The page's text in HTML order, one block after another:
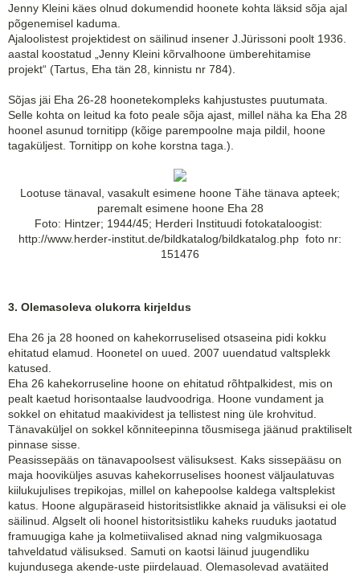
Jenny Kleini käes olnud dokumendid hoonete kohta läksid sõja ajal
põgenemisel kaduma.
Ajaloolistest projektidest on säilinud insener J.Jürissoni poolt 1936.
aastal koostatud „Jenny Kleini kõrvalhoone ümberehitamise
projekt“ (Tartus, Eha tän 28, kinnistu nr 784).
Sõjas jäi Eha 26-28 hoonetekompleks kahjustustes puutumata.
Selle kohta on leitud ka foto peale sõja ajast, millel näha ka Eha 28
hoonel asunud tornitipp (kõige parempoolne maja pildil, hoone
tagaküljest. Tornitipp on kohe korstna taga.).
Lootuse tänaval, vasakult esimene hoone Tähe tänava apteek;
paremalt esimene hoone Eha 28
Foto: Hintzer; 1944/45; Herderi Instituudi fotokataloogist:
http://www.herder-institut.de/bildkatalog/bildkatalog.php foto nr:
151476
3. Olemasoleva olukorra kirjeldus
Eha 26 ja 28 hooned on kahekorruselised otsaseina pidi kokku
ehitatud elamud. Hoonetel on uued. 2007 uuendatud valtsplekk
katused.
Eha 26 kahekorruseline hoone on ehitatud rõhtpalkidest, mis on
pealt kaetud horisontaalse laudvoodriga. Hoone vundament ja
sokkel on ehitatud maakividest ja tellistest ning üle krohvitud.
Tänavaküljel on sokkel kõnniteepinna tõusmisega jäänud praktiliselt
pinnase sisse.
Peasissepääs on tänavapoolsest välisuksest. Kaks sissepääsu on
maja hooviküljes asuvas kahekorruselises hoonest väljaulatuvas
kiilukujulises trepikojas, millel on kahepoolse kaldega valtsplekist
katus. Hoone algupäraseid historitsistlikke aknaid ja välisuksi ei ole
säilinud. Algselt oli hoonel historitsistliku kaheks ruuduks jaotatud
framuugiga kahe ja kolmetiivalised aknad ning valgmikuosaga
tahveldatud välisuksed. Samuti on kaotsi läinud juugendliku
kujundusega akende-uste piirdelauad. Olemasolevad avatäited